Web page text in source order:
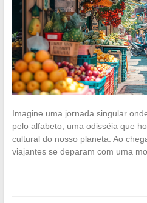
Imagine uma jornada singular
pelo alfabeto, uma odisséia que
cultural do nosso planeta. Ao
viajantes se deparam com uma